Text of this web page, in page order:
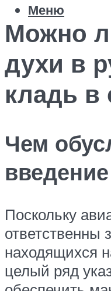
Меню
Можно
духи в
кладь в
Чем
Поскольку
ответственны
находящихся
целый ряд